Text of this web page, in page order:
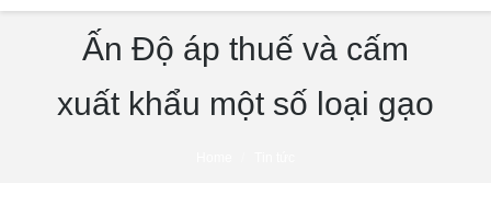
Ấn Độ áp thuế và cấm
xuất khẩu một số loại gạo